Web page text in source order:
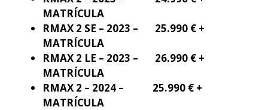
MATRÍCULA
RMAX 2 SE – 2023 – 25.990 € +
MATRÍCULA
RMAX 2 LE – 2023 – 26.990 € +
MATRÍCULA
RMAX 2 – 2024 – 25.990 € +
MATRÍCULA